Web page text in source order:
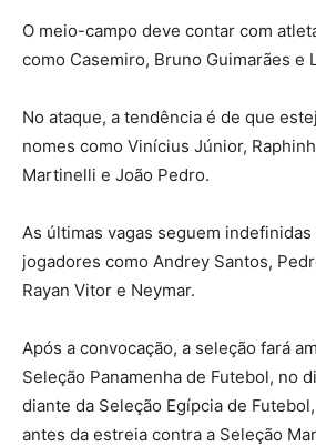
O meio-campo deve contar com
como Casemiro, Bruno Guimarães e
No ataque, a tendência é de que
nomes como Vinícius Júnior,
Martinelli e João Pedro.
As últimas vagas seguem
jogadores como Andrey Santos,
Rayan Vitor e Neymar.
Após a convocação, a seleção fará
Seleção Panamenha de Futebol, no
diante da Seleção Egípcia de
antes da estreia contra a Seleção